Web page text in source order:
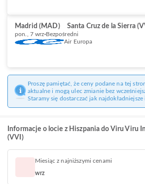
Madrid (MAD) Santa Cruz de la Sierra
pon., 7 wrz Bezpośredni
Air Europa
Proszę pamiętać, że ceny podane na tej
aktualne i mogą ulec zmianie bez
Staramy się dostarczać jak
Informacje o locie z Hiszpania do Viru Viru
(VVI)
Miesiąc z najniższymi cenami
wrz